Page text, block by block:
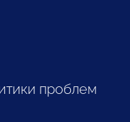
проблем